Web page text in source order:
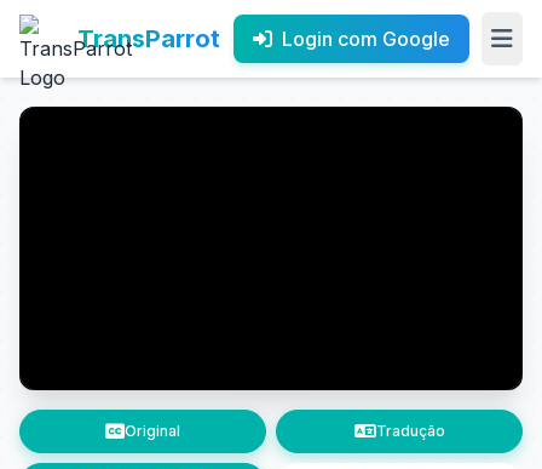
TransParrot Login com Google
Original Tradução